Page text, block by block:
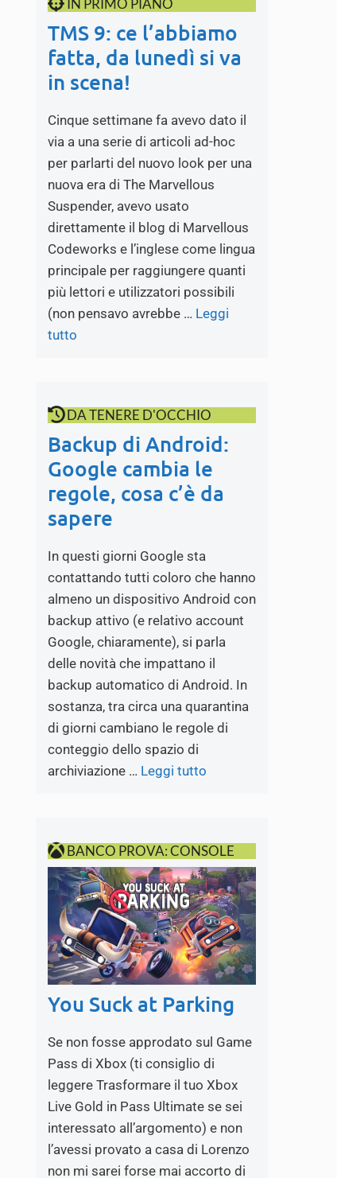
IN PRIMO PIANO
TMS 9: ce l’abbiamo
fatta, da lunedì si va
in scena!
Cinque settimane fa avevo dato il
via a una serie di articoli ad-hoc
per parlarti del nuovo look per una
nuova era di The Marvellous
Suspender, avevo usato
direttamente il blog di Marvellous
Codeworks e l’inglese come lingua
principale per raggiungere quanti
più lettori e utilizzatori possibili
(non pensavo avrebbe … Leggi
tutto
DA TENERE D'OCCHIO
Backup di Android:
Google cambia le
regole, cosa c’è da
sapere
In questi giorni Google sta
contattando tutti coloro che hanno
almeno un dispositivo Android con
backup attivo (e relativo account
Google, chiaramente), si parla
delle novità che impattano il
backup automatico di Android. In
sostanza, tra circa una quarantina
di giorni cambiano le regole di
conteggio dello spazio di
archiviazione … Leggi tutto
BANCO PROVA: CONSOLE
You Suck at Parking
Se non fosse approdato sul Game
Pass di Xbox (ti consiglio di
leggere Trasformare il tuo Xbox
Live Gold in Pass Ultimate se sei
interessato all’argomento) e non
l’avessi provato a casa di Lorenzo
non mi sarei forse mai accorto di